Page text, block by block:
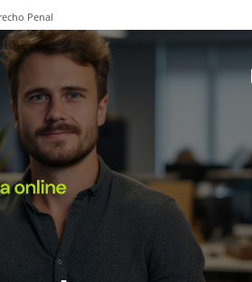
Penal